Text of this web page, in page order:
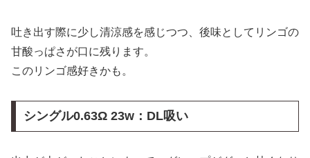
吐き出す際に少し清涼感を感じつつ、後味としてリンゴの
甘酸っぱさが口に残ります。
このリンゴ感好きかも。
シングル0.63Ω 23w：DL吸い